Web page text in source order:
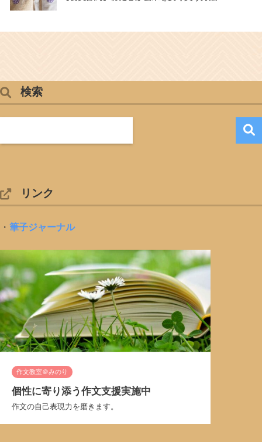
検索
リンク
・ 筆子ジャーナル
作文教室＠みのり
個性に寄り添う作文支援実施中
作文の自己表現力を磨きます。